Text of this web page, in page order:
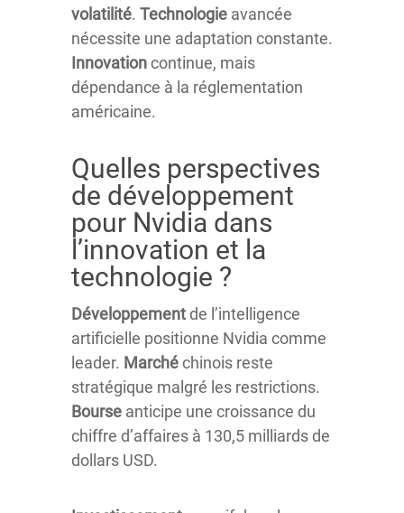
volatilité. Technologie avancée
nécessite une adaptation constante.
Innovationcontinue, mais
dépendance à la réglementation
américaine.
Quelles perspectives
de développement
pour Nvidia dans
l’innovation et la
technologie ?
Développement de l’intelligence
artificielle positionne Nvidia comme
leader. Marchéchinois reste
stratégique malgré les restrictions.
Bourse anticipe une croissance du
chiffre d’affaires à 130,5 milliards de
dollars USD.